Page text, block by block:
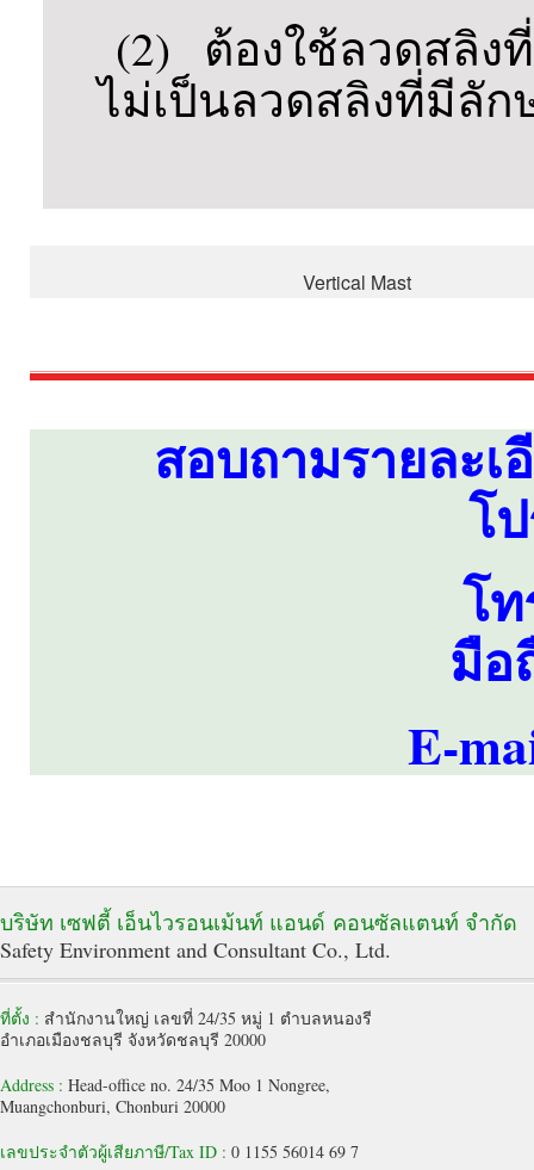
(2) ต้องใช้ลวดสลิง
ไม่เป็นลวดสลิงที่มีลั
Vertical Mast
สอบถามรายละเ
โ
โ
มือ
E-
บริษัท เซฟตี้ เอ็นไวรอนเม้นท์ แอนด์ คอนซัลแตนท์ จำกัด
Safety Environment and Consultant Co., Ltd.
ที่ตั้ง : สำนักงานใหญ่ เลขที่ 24/35 หมู่ 1 ตำบลหนองรี
อำเภอเมืองชลบุรี จังหวัดชลบุรี 20000
Address : Head-office no. 24/35 Moo 1 Nongree,
Muangchonburi, Chonburi 20000
เลขประจำตัวผู้เสียภาษี/Tax ID : 0 1155 56014 69 7